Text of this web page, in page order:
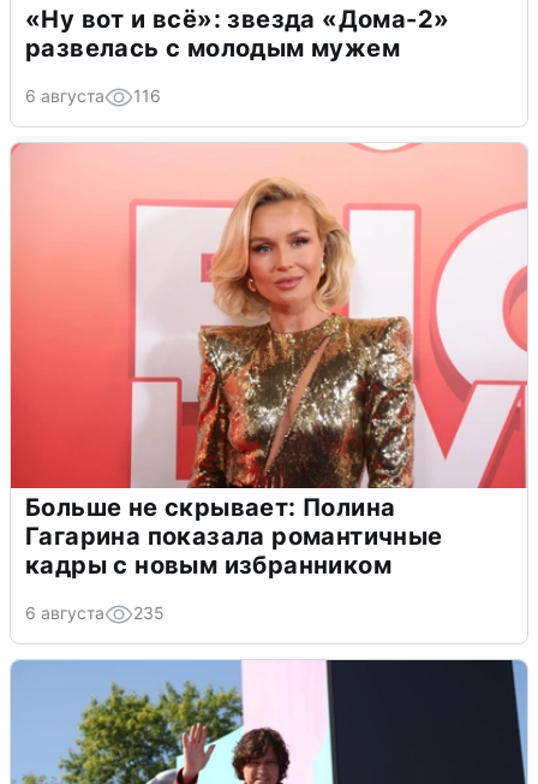
«Ну вот и всё»: звезда «Дома-2»
развелась с молодым мужем
6 августа 116
Больше не скрывает: Полина
Гагарина показала романтичные
кадры с новым избранником
6 августа 235